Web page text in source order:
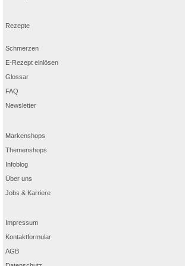
Rezepte
Schmerzen
E-Rezept einlösen
Glossar
FAQ
Newsletter
Markenshops
Themenshops
Infoblog
Über uns
Jobs & Karriere
Impressum
Kontaktformular
AGB